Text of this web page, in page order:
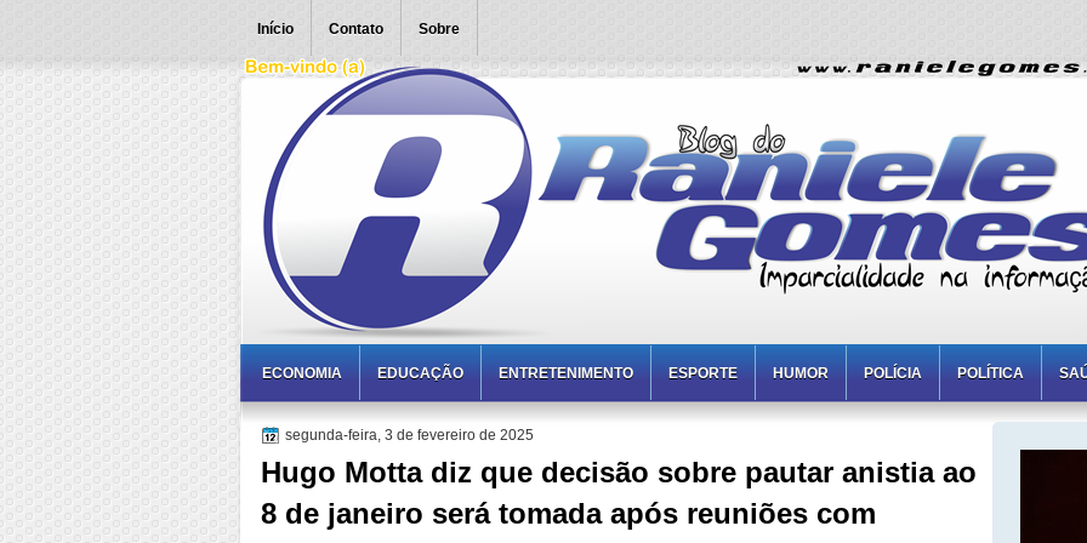
Início Contato Sobre
ECONOMIA EDUCAÇÃO ENTRETENIMENTO ESPORTE HUMOR POLÍCIA POLÍTICA
segunda-feira, 3 de fevereiro de 2025
Hugo Motta diz que decisão sobre pautar anistia ao
8 de janeiro será tomada após reuniões com